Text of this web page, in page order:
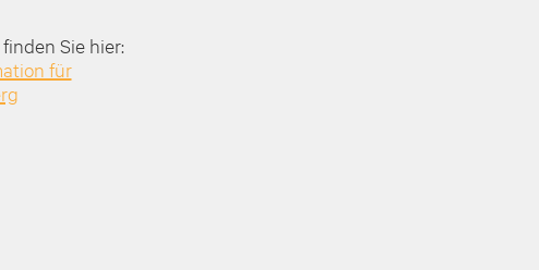
Sie hier:
für